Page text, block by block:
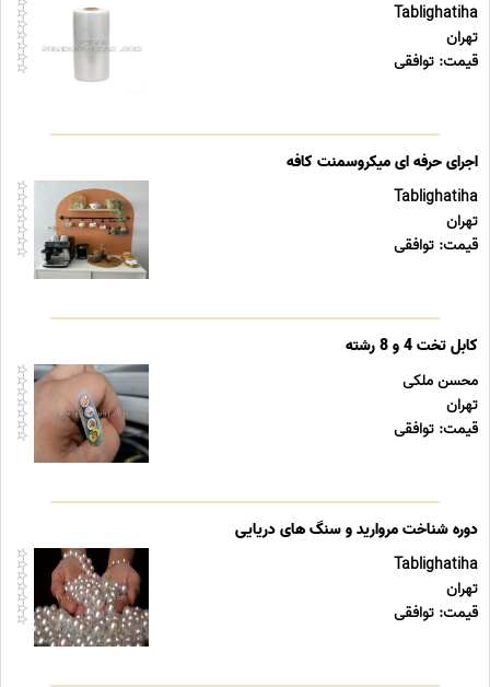
Tablighatiha
تهران
قیمت: توافقی
اجرای حرفه ای میکروسمنت کافه
Tablighatiha
تهران
قیمت: توافقی
کابل تخت 4 و 8 رشته
محسن ملکی
تهران
قیمت: توافقی
دوره شناخت مروارید و سنگ های دریایی
Tablighatiha
تهران
قیمت: توافقی